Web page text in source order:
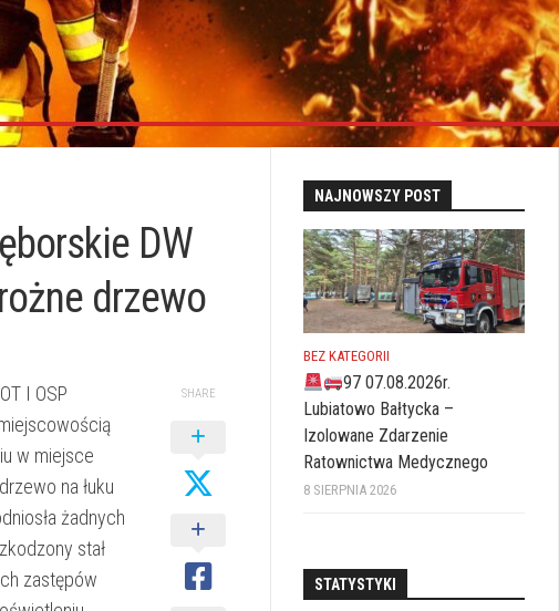
DW
drzewo
I OSP
w miejsce
na łuku
żadnych
stał
zastępów
SHARE
NAJNOWSZY POST
BEZ KATEGORII
97 07.08.2026r.
Lubiatowo Bałtycka –
Izolowane Zdarzenie
Ratownictwa Medycznego
8 SIERPNIA 2026
STATYSTYKI